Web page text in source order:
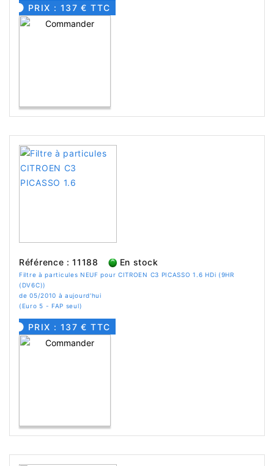
PRIX : 137 € TTC
Référence : 11188 En stock
Filtre à particules NEUF pour CITROEN C3 PICASSO 1.6 HDi (9HR
(DV6C))
de 05/2010 à aujourd'hui
(Euro 5 - FAP seul)
PRIX : 137 € TTC